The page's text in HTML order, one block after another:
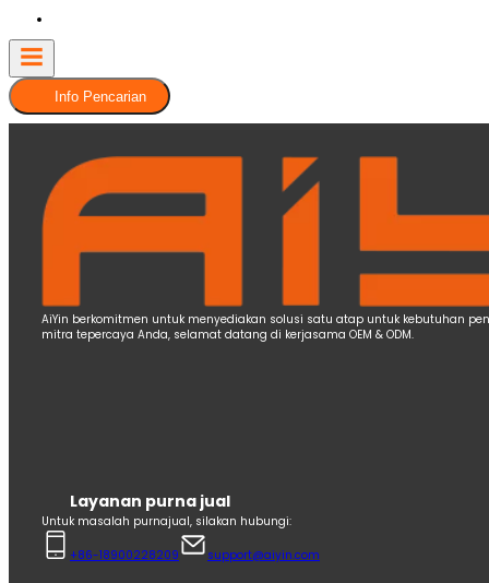
Info Pencarian
AiYin berkomitmen untuk menyediakan solusi satu atap untuk kebutuhan
mitra tepercaya Anda, selamat datang di kerjasama OEM & ODM.
Layanan purna jual
Untuk masalah purnajual, silakan hubungi:
+86-18900228209 support@aiyin.com